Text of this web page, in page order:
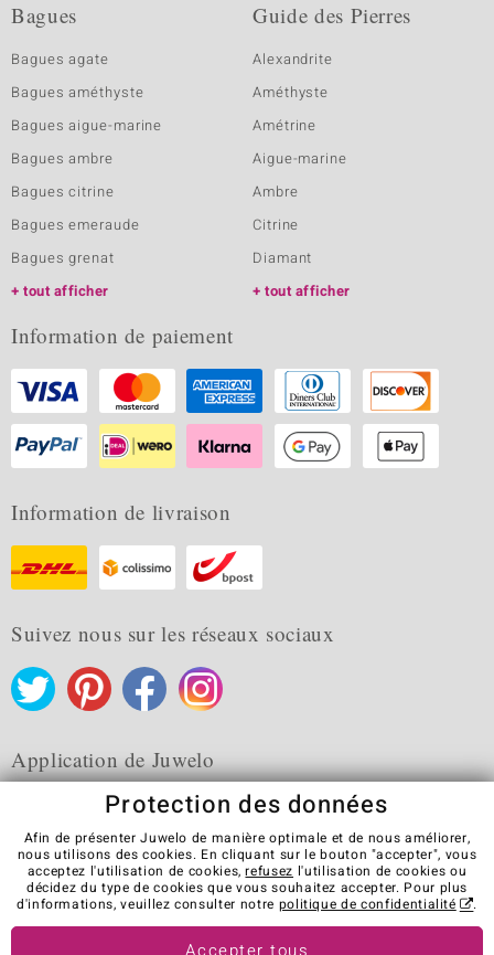
Bagues
Bagues agate
Bagues améthyste
Bagues aigue-marine
Bagues ambre
Bagues citrine
Bagues emeraude
Bagues grenat
tout afficher
Guide des Pierres
Alexandrite
Améthyste
Amétrine
Aigue-marine
Ambre
Citrine
Diamant
tout afficher
Information de paiement
Information de livraison
Suivez nous sur les réseaux sociaux
Application de Juwelo
CGV Protection des données
Cookies
Mentions légales
Contact
Révocation du contrat
Visit our stores in other countries:
Protection des données
Afin de présenter Juwelo de manière optimale et de nous améliorer,
nous utilisons des cookies. En cliquant sur le bouton "accepter", vous
acceptez l'utilisation de cookies,refusez l'utilisation de cookies ou
décidez du type de cookies que vous souhaitez accepter. Pour plus
d'informations, veuillez consulter notre politique de confidentialité .